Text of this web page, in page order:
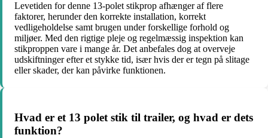
Levetiden for denne 13-polet stikprop afhænger af flere
faktorer, herunder den korrekte installation, korrekt
vedligeholdelse samt brugen under forskellige forhold og
miljøer. Med den rigtige pleje og regelmæssig inspektion kan
stikproppen vare i mange år. Det anbefales dog at overveje
udskiftninger efter et stykke tid, især hvis der er tegn på slitage
eller skader, der kan påvirke funktionen.
Hvad er et 13 polet stik til trailer, og hvad er dets
funktion?